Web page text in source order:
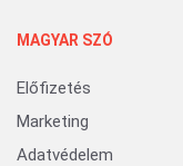
MAGYAR SZÓ
Előfizetés
Marketing
Adatvédelem